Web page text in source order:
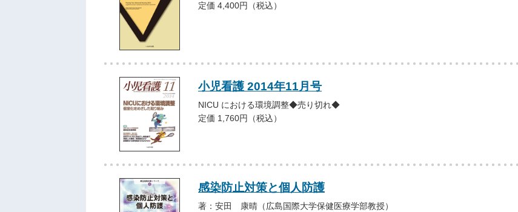
定価 4,400円（税込）
小児看護 2014年11月号
NICU における環境調整◆売り切れ◆
定価 1,760円（税込）
感染防止対策と個人防護
著：安田 康晴（広島国際大学保健医療学部教授）